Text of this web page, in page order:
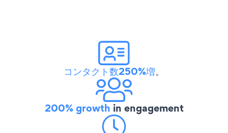
コンタクト数250%増。
200% growth in engagement